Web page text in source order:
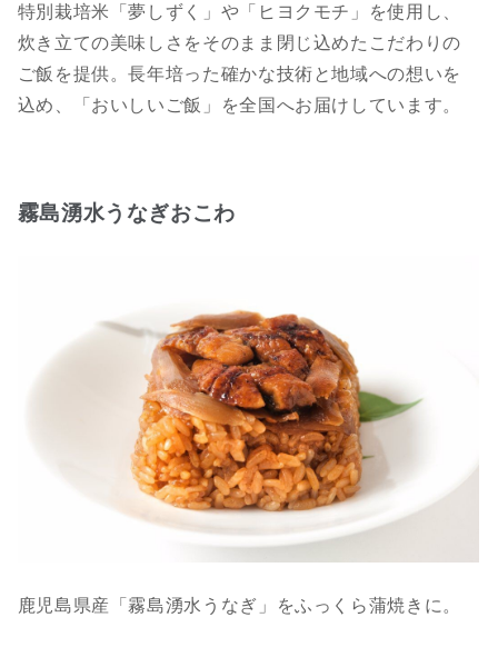
特別栽培米「夢しずく」や「ヒヨクモチ」を使用し、
炊き立ての美味しさをそのまま閉じ込めたこだわりの
ご飯を提供。長年培った確かな技術と地域への想いを
込め、「おいしいご飯」を全国へお届けしています。
霧島湧水うなぎおこわ
鹿児島県産「霧島湧水うなぎ」をふっくら蒲焼きに。